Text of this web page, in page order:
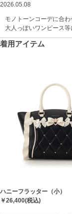
2026.05.08
モノトーンコーデに合
大人っぽいワンピース
着用アイテム
ハニーフラッター（小）
￥26,400(税込)